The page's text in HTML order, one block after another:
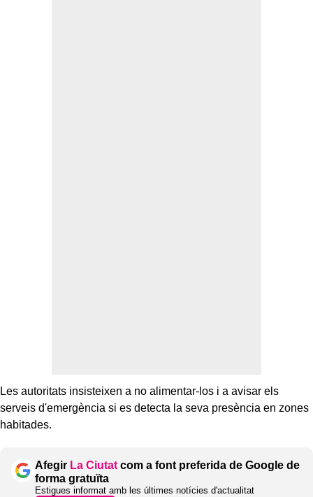
Les autoritats insisteixen a no alimentar-los i a avisar els
serveis d'emergència si es detecta la seva presència en zones
habitades.
Afegir La Ciutat com a font preferida de Google de
forma gratuïta
Estigues informat amb les últimes notícies d'actualitat